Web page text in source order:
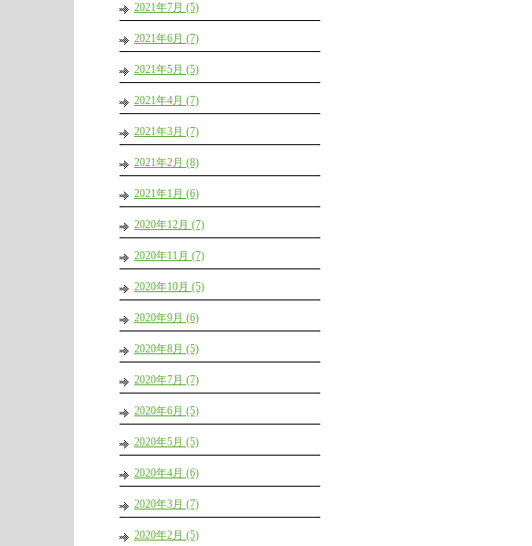
2021年7月 (5)
2021年6月 (7)
2021年5月 (5)
2021年4月 (7)
2021年3月 (7)
2021年2月 (8)
2021年1月 (6)
2020年12月 (7)
2020年11月 (7)
2020年10月 (5)
2020年9月 (6)
2020年8月 (5)
2020年7月 (7)
2020年6月 (5)
2020年5月 (5)
2020年4月 (6)
2020年3月 (7)
2020年2月 (5)